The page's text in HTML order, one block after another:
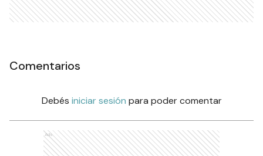
Comentarios
Debés iniciar sesión para poder comentar
Ads